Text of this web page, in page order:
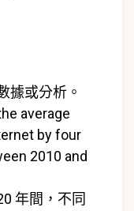
據或分析。
average
by four
2010 and
年間，不同